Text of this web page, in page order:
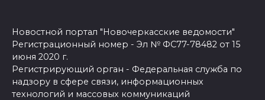
Новостной портал "Новочеркасские ведомости"
Регистрационный номер - Эл № ФС77-78482 от 15
июня 2020 г.
Регистрирующий орган - Федеральная служба по
надзору в сфере связи, информационных
технологий и массовых коммуникаций